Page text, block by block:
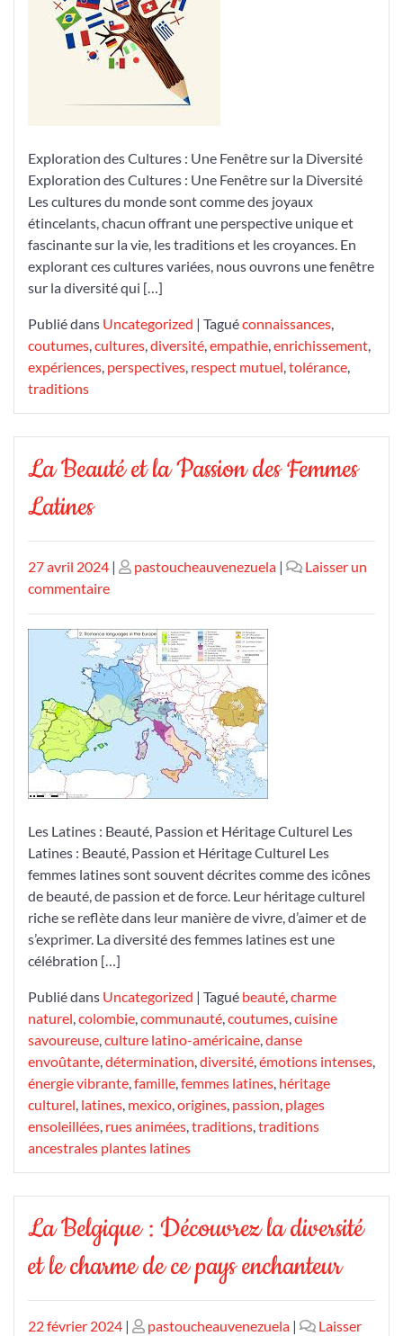
Une
Ode
à
Diversité
Exploration des Cultures : Une Fenêtre sur la Diversité
Exploration des Cultures : Une Fenêtre sur la Diversité
Les cultures du monde sont comme des joyaux
étincelants, chacun offrant une perspective unique et
fascinante sur la vie, les traditions et les croyances. En
explorant ces cultures variées, nous ouvrons une fenêtre
sur la diversité qui […]
Publié dans Uncategorized | Taguéconnaissances,
coutumes,cultures,diversité,empathie,enrichissement,
expériences, perspectives, respect mutuel,tolérance,
traditions
La Beauté et la Passion des Femmes
Latines
Publié
le
27 avril 2024 | Publié
pastoucheauvenezuela |
Laisser un
commentairesur
Beauté
et
la
Passion
des
Femmes
Latines
Les Latines : Beauté, Passion et Héritage Culturel Les
Latines : Beauté, Passion et Héritage Culturel Les
femmes latines sont souvent décrites comme des icônes
de beauté, de passion et de force. Leur héritage culturel
riche se reflète dans leur manière de vivre, d’aimer et de
s’exprimer. La diversité des femmes latines est une
célébration […]
Publié dans Uncategorized | Tagué beauté,charme
naturel,colombie,communauté,coutumes,cuisine
savoureuse,culture latino-américaine,danse
envoûtante,détermination,diversité,émotions intenses,
énergie vibrante,famille,femmes latines, héritage
culturel, latines, mexico,origines, passion, plages
ensoleillées, rues animées,traditions,traditions
ancestrales plantes latines
La Belgique : Découvrez la diversité
et le charme de ce pays enchanteur
Publié
22 février 2024 | Publié
pastoucheauvenezuela |
Laisser